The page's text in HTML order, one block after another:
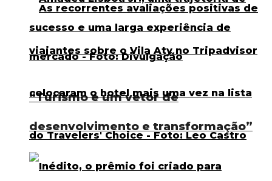
“Turismo é um vetor de
desenvolvimento e transformação”